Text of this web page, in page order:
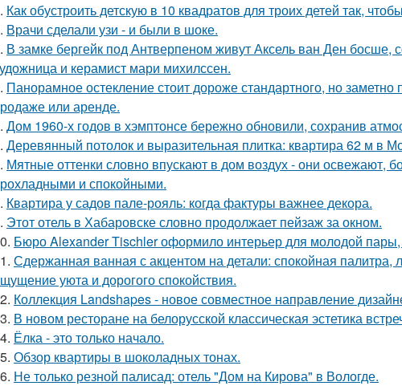
Как обустроить детскую в 10 квадратов для троих детей так,
Врачи сделали узи - и были в шоке.
В замке бергейк под Антверпеном живут Аксель ван Ден босше,
и керамист мари михилссен.
Панорамное остекление стоит дороже стандартного, но
или аренде.
Дом 1960-х годов в хэмптонсе бережно обновили, сохранив
Деревянный потолок и выразительная плитка: квартира 62 м в
Мятные оттенки словно впускают в дом воздух - они освежают,
и спокойными.
Квартира у садов пале-рояль: когда фактуры важнее декора.
Этот отель в Хабаровске словно продолжает пейзаж за окном.
Бюро Alexander Tischler оформило интерьер для молодой пары,
Сдержанная ванная с акцентом на детали: спокойная
уюта и дорогого спокойствия.
Коллекция Landshapes - новое совместное направление
В новом ресторане на белорусской классическая эстетика
Ёлка - это только начало.
Обзор квартиры в шоколадных тонах.
Не только резной палисад: отель "Дом на Кирова" в Вологде.